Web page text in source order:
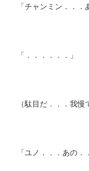
「チャンミン．．．
「．．．．．．」
（駄目だ．．．我慢
「ユノ．．．あの．